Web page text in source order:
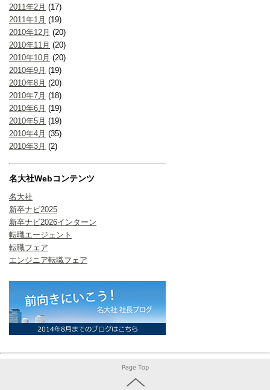
2011年2月 (17)
2011年1月 (19)
2010年12月 (20)
2010年11月 (20)
2010年10月 (20)
2010年9月 (19)
2010年8月 (20)
2010年7月 (18)
2010年6月 (19)
2010年5月 (19)
2010年4月 (35)
2010年3月 (2)
名大社Webコンテンツ
名大社
新卒ナビ2025
新卒ナビ2026インターン
転職エージェント
転職フェア
エンジニア転職フェア